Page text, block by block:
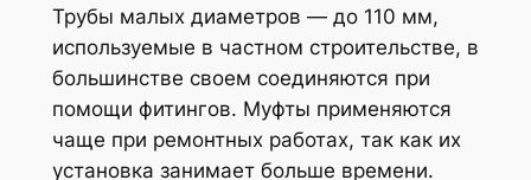
Трубы малых диаметров — до 110 мм,
используемые в частном строительстве, в
большинстве своем соединяются при
помощи фитингов. Муфты применяются
чаще при ремонтных работах, так как их
установка занимает больше времени.